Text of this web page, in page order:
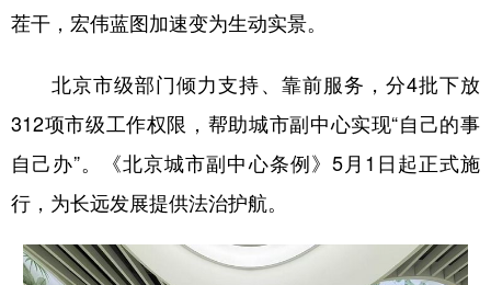
茬干，宏伟蓝图加速变为生动实景。
北京市级部门倾力支持、靠前服务，分4批下放
312项市级工作权限，帮助城市副中心实现“自己的事
自己办”。《北京城市副中心条例》5月1日起正式施
行，为长远发展提供法治护航。